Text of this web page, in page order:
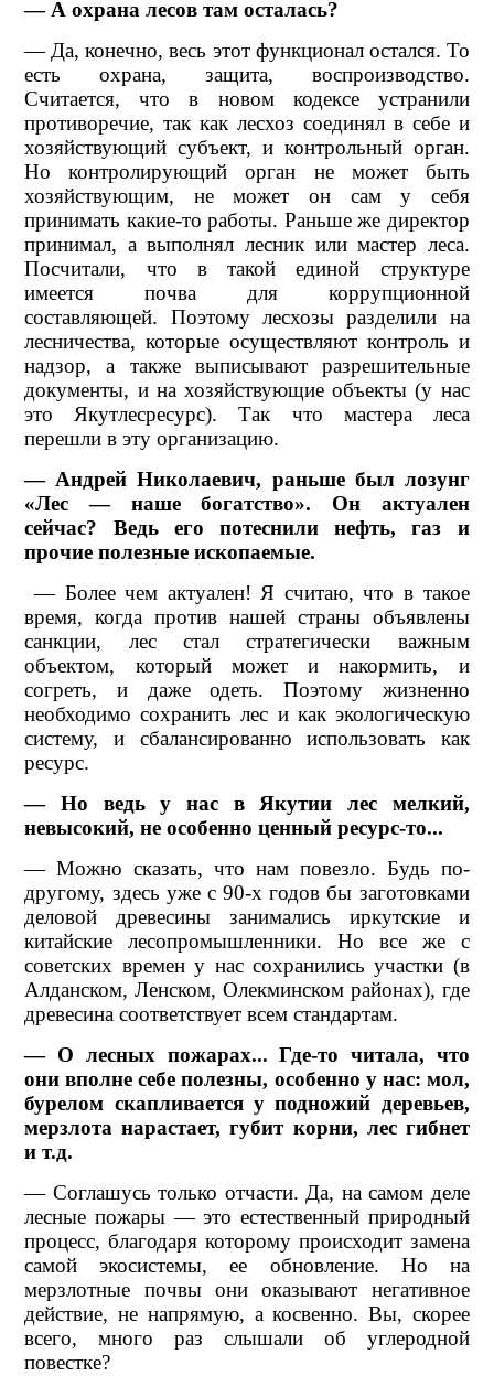
— А охрана лесов там осталась?
— Да, конечно, весь этот функционал остался. То
есть охрана, защита, воспроизводство.
Считается, что в новом кодексе устранили
противоречие, так как лесхоз соединял в себе и
хозяйствующий субъект, и контрольный орган.
Но контролирующий орган не может быть
хозяйствующим, не может он сам у себя
принимать какие-то работы. Раньше же директор
принимал, а выполнял лесник или мастер леса.
Посчитали, что в такой единой структуре
имеется почва для коррупционной
составляющей. Поэтому лесхозы разделили на
лесничества, которые осуществляют контроль и
надзор, а также выписывают разрешительные
документы, и на хозяйствующие объекты (у нас
это Якутлесресурс). Так что мастера леса
перешли в эту организацию.
— Андрей Николаевич, раньше был лозунг
«Лес — наше богатство». Он актуален
сейчас? Ведь его потеснили нефть, газ и
прочие полезные ископаемые.
— Более чем актуален! Я считаю, что в такое
время, когда против нашей страны объявлены
санкции, лес стал стратегически важным
объектом, который может и накормить, и
согреть, и даже одеть. Поэтому жизненно
необходимо сохранить лес и как экологическую
систему, и сбалансированно использовать как
ресурс.
— Но ведь у нас в Якутии лес мелкий,
невысокий, не особенно ценный ресурс-то...
— Можно сказать, что нам повезло. Будь по-
другому, здесь уже с 90-х годов бы заготовками
деловой древесины занимались иркутские и
китайские лесопромышленники. Но все же с
советских времен у нас сохранились участки (в
Алданском, Ленском, Олекминском районах), где
древесина соответствует всем стандартам.
— О лесных пожарах... Где-то читала, что
они вполне себе полезны, особенно у нас: мол,
бурелом скапливается у подножий деревьев,
мерзлота нарастает, губит корни, лес гибнет
и т.д.
— Соглашусь только отчасти. Да, на самом деле
лесные пожары — это естественный природный
процесс, благодаря которому происходит замена
самой экосистемы, ее обновление. Но на
мерзлотные почвы они оказывают негативное
действие, не напрямую, а косвенно. Вы, скорее
всего, много раз слышали об углеродной
повестке?